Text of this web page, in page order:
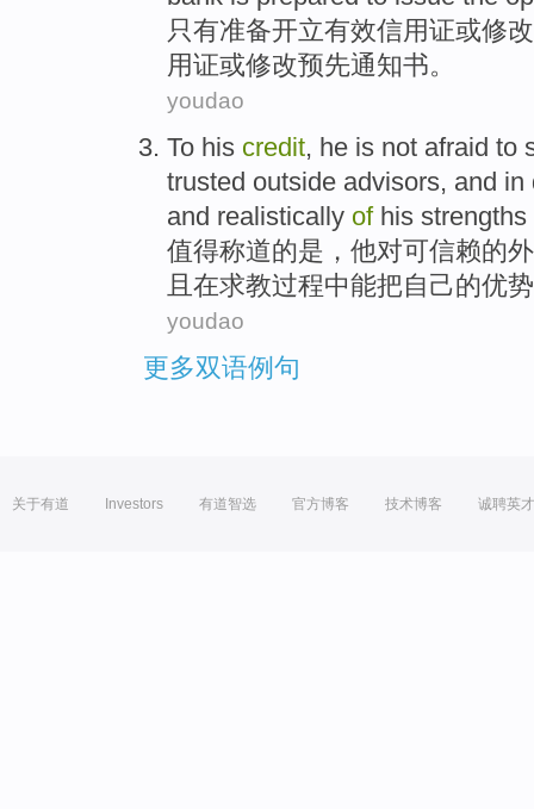
只有准备开立有效信用证或修改
用证或修改预先通知书。
youdao
To his credit, he is not afraid to
trusted outside advisors, and in
and realistically of his strengths
值得称道的是， 他对可信赖的
且 在求教过程中能把自己的优势
youdao
更多双语例句
关于有道 Investors 有道智选 官方博客 技术博客 诚聘英才